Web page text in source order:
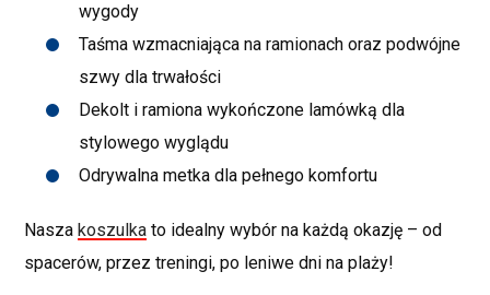
wygody
Taśma wzmacniająca na ramionach oraz podwójne
szwy dla trwałości
Dekolt i ramiona wykończone lamówką dla
stylowego wyglądu
Odrywalna metka dla pełnego komfortu
Naszakoszulka to idealny wybór na każdą okazję – od
spacerów, przez treningi, po leniwe dni na plaży!